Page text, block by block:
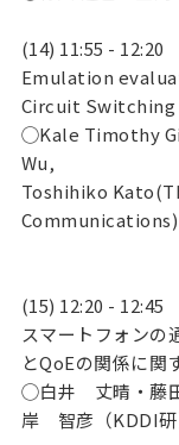
(14) 11:55 - 12:20
Emulation
Circuit Switching
◯Kale Timothy
Wu,
Toshihiko
Communications)
(15) 12:20 - 12:45
スマートフォンの
とQoEの関係に関
◯白井 丈晴・藤
岸 智彦（KDDI研